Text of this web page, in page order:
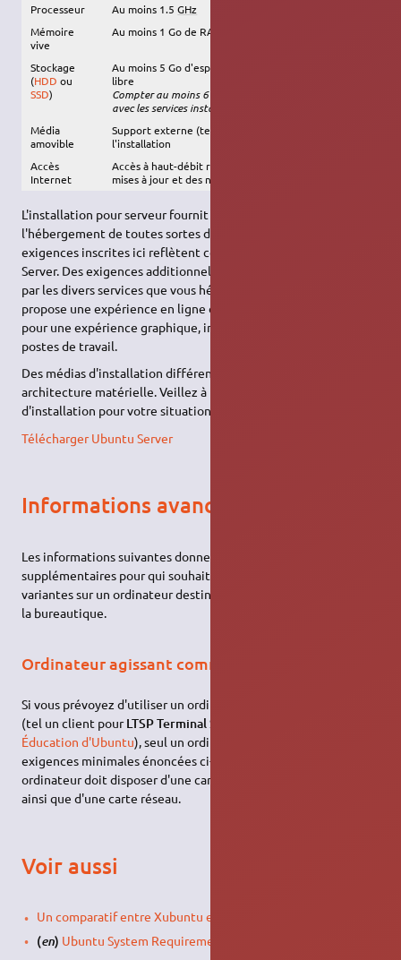
Processeur
Au moins 1.5GHz
Mémoire
vive
Au moins 1 Go de RAM
Stockage
(HDD ou
SSD)
Au moins 5 Go d'espace
libre
Compter au moins 6 Go
avec les services installés
Média
amovible
Support externe (tel qu'une
l'installation
Accès
Internet
Accès à haut-débit recommandé, afin d'installer les
mises à jour et des nouveaux logiciels
L'installation pour serveur fournit une base commune pour
l'hébergement de toutes sortes de programmes et services. Les
exigences inscrites ici reflètent celles requises par Ubuntu
Server. Des exigences additionnelles pourraient être requises
par les divers services que vous hébergerez. Ubuntu Server
propose une expérience en ligne de commande seulement ;
pour une expérience graphique, installez plutôt Ubuntu pour
postes de travail.
Des médias d'installation différents sont proposés pour chaque
architecture matérielle. Veillez à télécharger la bonne image
d'installation pour votre situation :
Télécharger Ubuntu Server
Informations avancées
Les informations suivantes donnent des indications
supplémentaires pour qui souhaiterait installer Ubuntu et ses
variantes sur un ordinateur destiné à une autre utilisation que
la bureautique.
Ordinateur agissant comme client léger LTSP
Si vous prévoyez d'utiliser un ordinateur comme un client léger
(tel un client pourLTSP Terminal Server
Éducation d'Ubuntu), seul un ordinateur répondant aux
exigences minimales énoncées ci-dessus est nécessaire. Cet
ordinateur doit disposer d'une carte graphique et d'un écran,
ainsi que d'une carte réseau.
Voir aussi
Un comparatif entre Xubuntu et Lubuntu
(en) Ubuntu System Requirements